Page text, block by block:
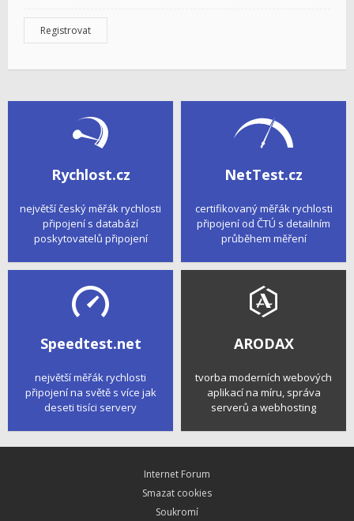
Registrovat
Rychlost.cz
největší český měřák rychlosti
připojení s databází
poskytovatelů připojení
NetTest.cz
certifikovaný měřák rychlosti
připojení od ČTÚ s detailním
průběhem měření
Speedtest.net
největší měřák rychlosti
připojení na světě s více jak
deseti tisíci servery
ARODAX
tvorba moderních webových
aplikací na míru, správa
serverů a webhosting
Internet Forum
Smazat cookies
Soukromí